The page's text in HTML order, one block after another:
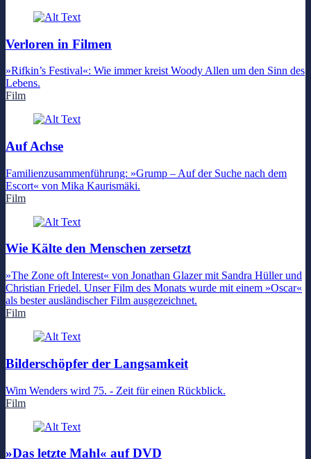
Verloren in Filmen
»Rifkin’s Festival«: Wie immer kreist Woody Allen um den Sinn des
Lebens.
Film
Auf Achse
Familienzusammenführung: »Grump – Auf der Suche nach dem
Escort« von Mika Kaurismäki.
Film
Wie Kälte den Menschen zersetzt
»The Zone oft Interest« von Jonathan Glazer mit Sandra Hüller und
Christian Friedel. Unser Film des Monats wurde mit einem »Oscar«
als bester ausländischer Film ausgezeichnet.
Film
Bilderschöpfer der Langsamkeit
Wim Wenders wird 75. - Zeit für einen Rückblick.
Film
»Das letzte Mahl« auf DVD